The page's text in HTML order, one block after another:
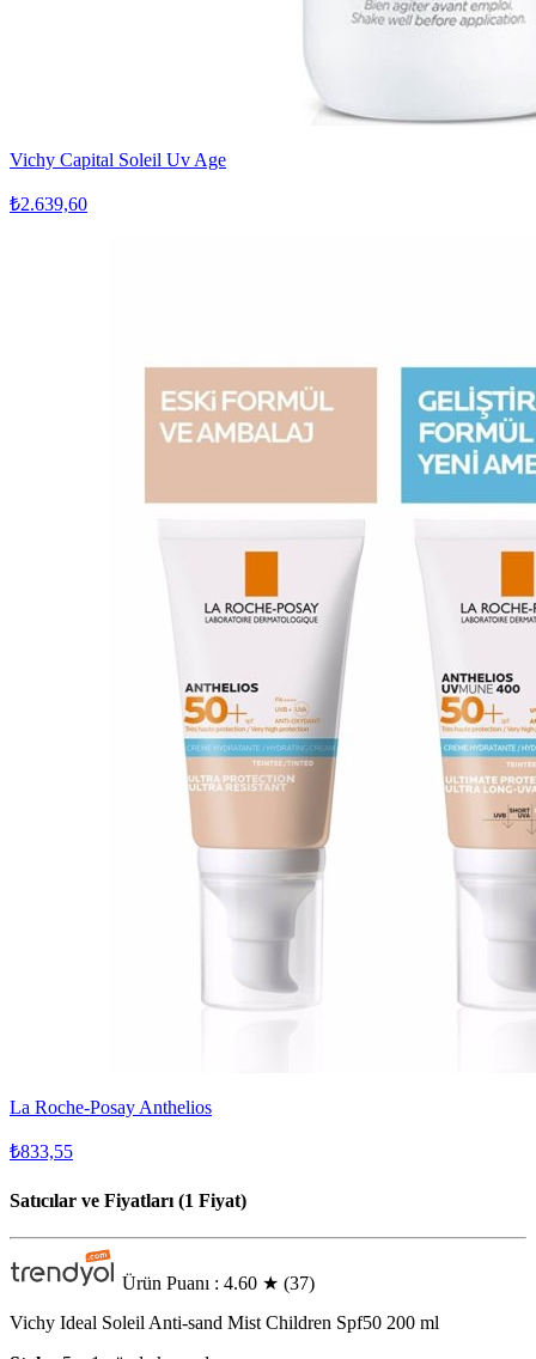
Vichy Capital Soleil Uv Age
₺2.639,60
La Roche-Posay Anthelios
₺833,55
Satıcılar ve Fiyatları (1 Fiyat)
Ürün Puanı : 4.60 ★ (37)
Vichy Ideal Soleil Anti-sand Mist Children Spf50 200 ml